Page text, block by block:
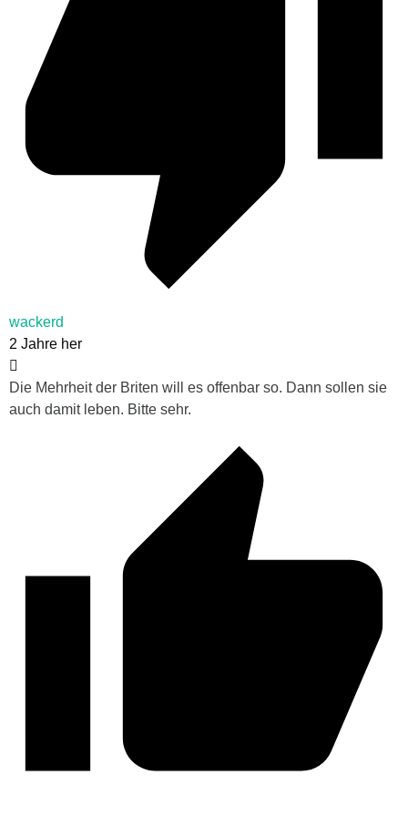
wackerd
2 Jahre her
Die Mehrheit der Briten will es offenbar so. Dann sollen sie
auch damit leben. Bitte sehr.